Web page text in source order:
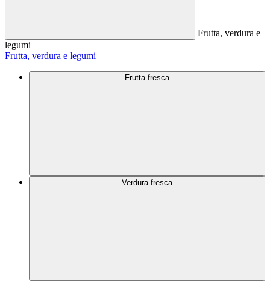
Frutta, verdura e
legumi
Frutta, verdura e legumi
Frutta fresca
Verdura fresca